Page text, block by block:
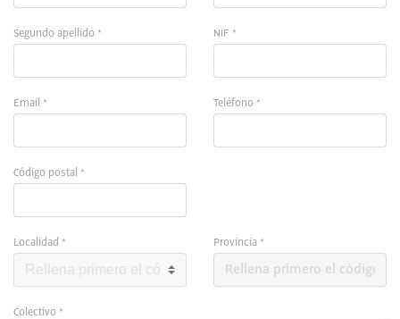
Segundo apellido * NIF *
Email * Teléfono *
Código postal *
Localidad * Provincia *
Colectivo *